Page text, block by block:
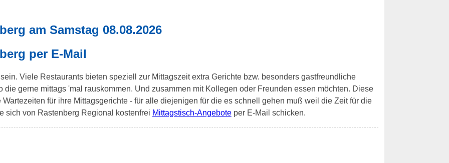
am Samstag 08.08.2026
per E-Mail
Viele Restaurants bieten speziell zur Mittagszeit extra Gerichte bzw. besonders gastfreundliche
die gerne mittags 'mal rauskommen. Und zusammen mit Kollegen oder Freunden essen möchten. Diese
für ihre Mittagsgerichte - für alle diejenigen für die es schnell gehen muß weil die Zeit für die
sich von Rastenberg Regional kostenfrei Mittagstisch-Angeboteper E-Mail schicken.